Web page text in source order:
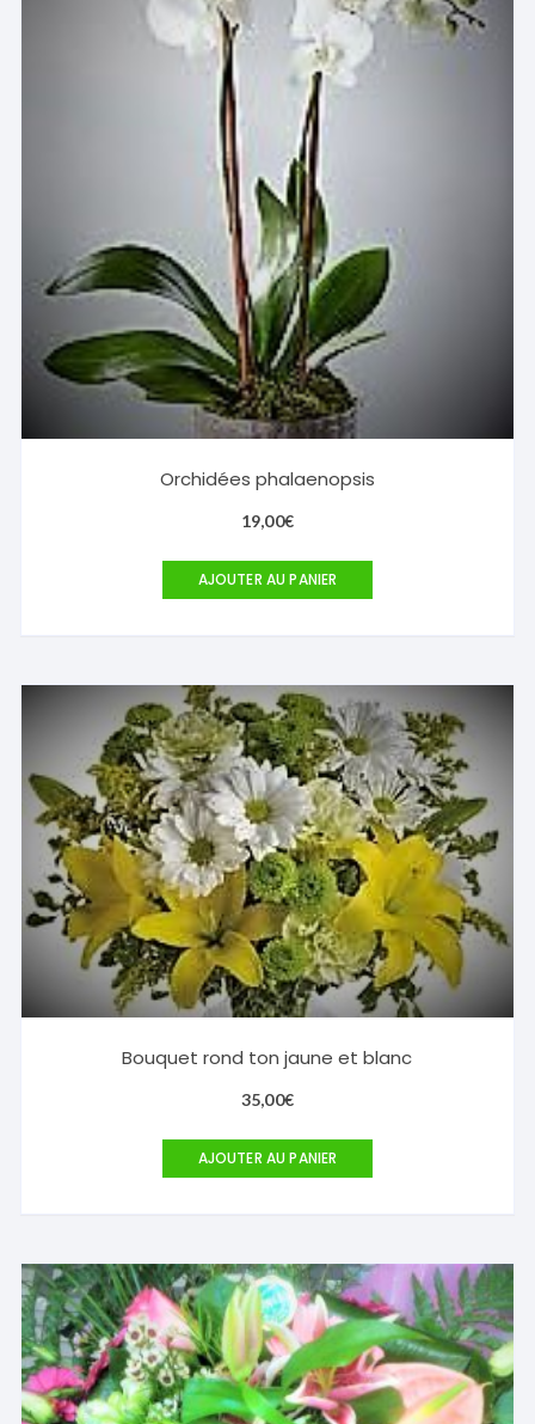
Orchidées phalaenopsis
19,00€
AJOUTER AU PANIER
Bouquet rond ton jaune et blanc
35,00€
AJOUTER AU PANIER